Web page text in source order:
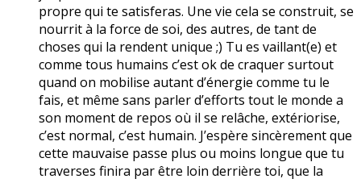
propre qui te satisferas. Une vie cela se construit, se
nourrit à la force de soi, des autres, de tant de
choses qui la rendent unique ;) Tu es vaillant(e) et
comme tous humains c’est ok de craquer surtout
quand on mobilise autant d’énergie comme tu le
fais, et même sans parler d’efforts tout le monde a
son moment de repos où il se relâche, extériorise,
c’est normal, c’est humain. J’espère sincèrement que
cette mauvaise passe plus ou moins longue que tu
traverses finira par être loin derrière toi, que la